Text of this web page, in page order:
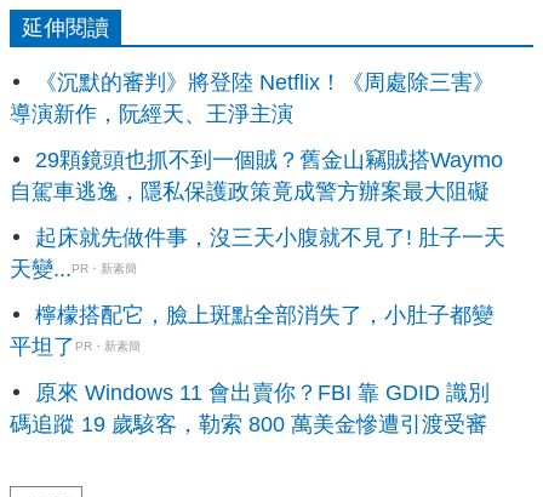
延伸閱讀
《沉默的審判》將登陸 Netflix！《周處除三害》
導演新作，阮經天、王淨主演
29顆鏡頭也抓不到一個賊？舊金山竊賊搭Waymo
自駕車逃逸，隱私保護政策竟成警方辦案最大阻礙
起床就先做件事，沒三天小腹就不見了! 肚子一天
天變...PR・新素簡
檸檬搭配它，臉上斑點全部消失了，小肚子都變
平坦了 PR・新素簡
原來 Windows 11 會出賣你？FBI 靠 GDID 識別
碼追蹤 19 歲駭客，勒索 800 萬美金慘遭引渡受審